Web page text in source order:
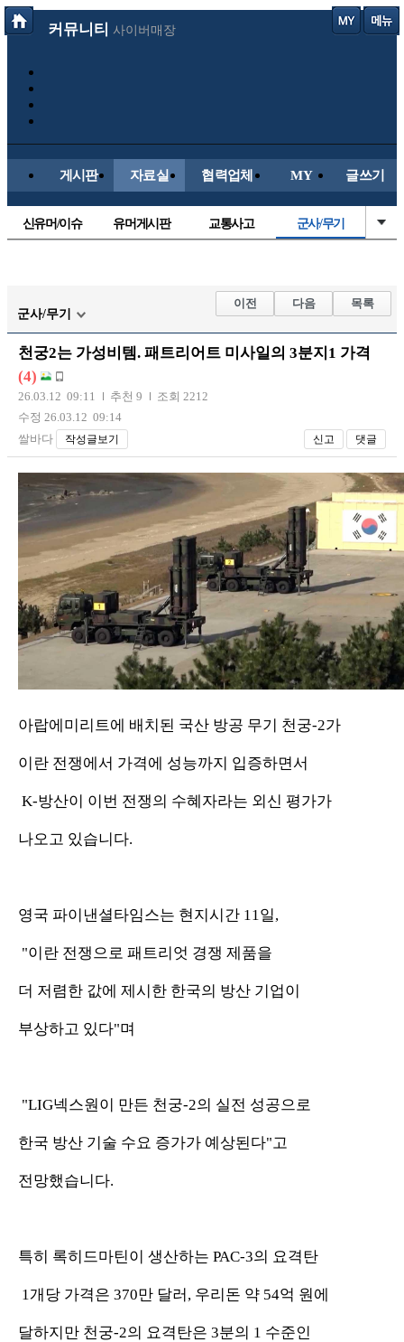
커뮤니티 사이버매장
게시판 자료실 협력업체 MY 글쓰기
신유머/이슈 유머게시판 교통사고 군사/무기
레이싱모델 자유사진
트럭/버스
장착시공사진
군사/무기
이전 다음 목록
천궁2는 가성비템. 패트리어트 미사일의 3분지1 가격
(4)
26.03.12 09:11 추천 9
조회 2212
수정 26.03.12 09:14
쌀바다
작성글보기 신고 댓글
아랍에미리트에 배치된 국산 방공 무기 천궁-2가
이란 전쟁에서 가격에 성능까지 입증하면서
K-방산이 이번 전쟁의 수혜자라는 외신 평가가
나오고 있습니다.
영국 파이낸셜타임스는 현지시간 11일,
"이란 전쟁으로 패트리엇 경쟁 제품을
더 저렴한 값에 제시한 한국의 방산 기업이
부상하고 있다"며
"LIG넥스원이 만든 천궁-2의 실전 성공으로
한국 방산 기술 수요 증가가 예상된다"고
전망했습니다.
특히 록히드마틴이 생산하는 PAC-3의 요격탄
1개당 가격은 370만 달러, 우리돈 약 54억 원에
달하지만 천궁-2의 요격탄은 3분의 1 수준인